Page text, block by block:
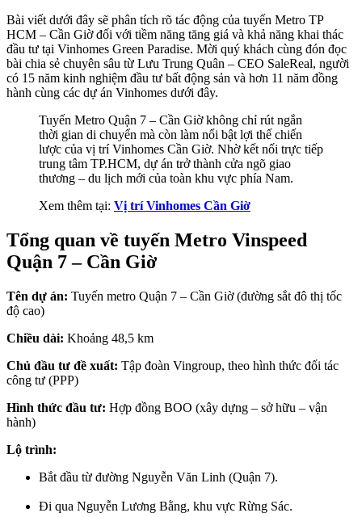
Bài viết dưới đây sẽ phân tích rõ tác động của tuyến Metro TP
HCM – Cần Giờ đối với tiềm năng tăng giá và khả năng khai thác
đầu tư tại Vinhomes Green Paradise. Mời quý khách cùng đón đọc
bài chia sẻ chuyên sâu từ Lưu Trung Quân – CEO SaleReal, người
có 15 năm kinh nghiệm đầu tư bất động sản và hơn 11 năm đồng
hành cùng các dự án Vinhomes dưới đây.
Tuyến Metro Quận 7 – Cần Giờ không chỉ rút ngắn
thời gian di chuyển mà còn làm nổi bật lợi thế chiến
lược của vị trí Vinhomes Cần Giờ. Nhờ kết nối trực tiếp
trung tâm TP.HCM, dự án trở thành cửa ngõ giao
thương – du lịch mới của toàn khu vực phía Nam.
Xem thêm tại: Vị trí Vinhomes Cần Giờ
Tổng quan về tuyến Metro Vinspeed
Quận 7 – Cần Giờ
Tên dự án: Tuyến metro Quận 7 – Cần Giờ (đường sắt đô thị tốc
độ cao)
Chiều dài: Khoảng 48,5 km
Chủ đầu tư đề xuất: Tập đoàn Vingroup, theo hình thức đối tác
công tư (PPP)
Hình thức đầu tư: Hợp đồng BOO (xây dựng – sở hữu – vận
hành)
Lộ trình:
Bắt đầu từ đường Nguyễn Văn Linh (Quận 7).
Đi qua Nguyễn Lương Bằng, khu vực Rừng Sác.